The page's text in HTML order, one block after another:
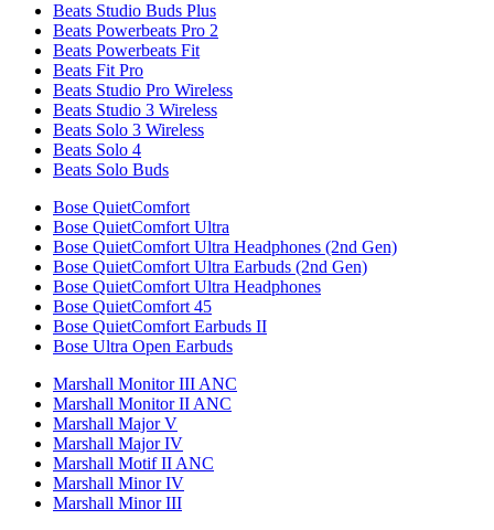
Beats Studio Buds Plus
Beats Powerbeats Pro 2
Beats Powerbeats Fit
Beats Fit Pro
Beats Studio Pro Wireless
Beats Studio 3 Wireless
Beats Solo 3 Wireless
Beats Solo 4
Beats Solo Buds
Bose QuietComfort
Bose QuietComfort Ultra
Bose QuietComfort Ultra Headphones (2nd Gen)
Bose QuietComfort Ultra Earbuds (2nd Gen)
Bose QuietComfort Ultra Headphones
Bose QuietComfort 45
Bose QuietComfort Earbuds II
Bose Ultra Open Earbuds
Marshall Monitor III ANC
Marshall Monitor II ANC
Marshall Major V
Marshall Major IV
Marshall Motif II ANC
Marshall Minor IV
Marshall Minor III